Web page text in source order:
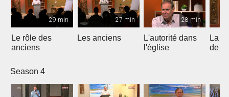
29 min
Le rôle des
anciens
27 min
Les anciens
28 min
L'autorité dans
l'église
La
de
Season 4